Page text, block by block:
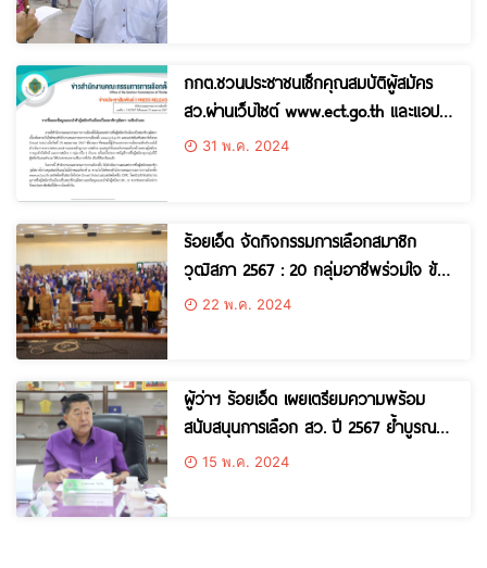
กกต.ชวนประชาชนเช็กคุณสมบัติผู้สมัคร
สว.ผ่านเว็บไซต์ www.ect.go.th และแอป
Smart Vote ทั้ง 46,205 คน
31 พ.ค. 2024
ร้อยเอ็ด จัดกิจกรรมการเลือกสมาชิก
วุฒิสภา 2567 : 20 กลุ่มอาชีพร่วมใจ ขับ
เคลื่อนประเทศไทยไปพร้อมกัน
22 พ.ค. 2024
ผู้ว่าฯ ร้อยเอ็ด เผยเตรียมความพร้อม
สนับสนุนการเลือก สว. ปี 2567 ย้ำบูรณ
การความร่วมมือภาคีเครือข่ายทุกภาคส่วน
15 พ.ค. 2024